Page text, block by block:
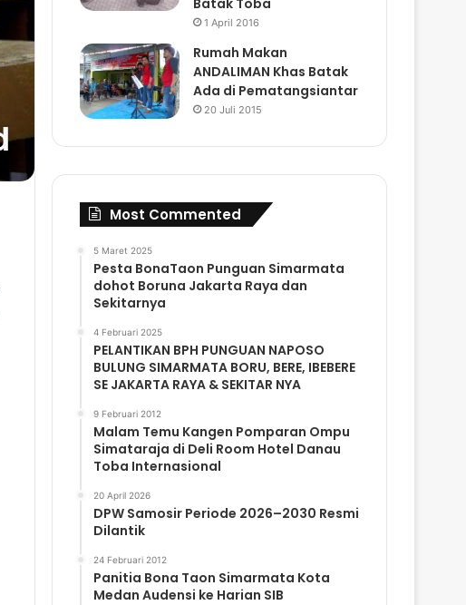
Batak Toba
1 April 2016
Rumah Makan
ANDALIMAN Khas Batak
Ada di Pematangsiantar
20 Juli 2015
Most Commented
5 Maret 2025
Pesta BonaTaon Punguan Simarmata
dohot Boruna Jakarta Raya dan
Sekitarnya
4 Februari 2025
PELANTIKAN BPH PUNGUAN NAPOSO
BULUNG SIMARMATA BORU, BERE, IBEBERE
SE JAKARTA RAYA & SEKITAR NYA
9 Februari 2012
Malam Temu Kangen Pomparan Ompu
Simataraja di Deli Room Hotel Danau
Toba Internasional
20 April 2026
DPW Samosir Periode 2026–2030 Resmi
Dilantik
24 Februari 2012
Panitia Bona Taon Simarmata Kota
Medan Audensi ke Harian SIB